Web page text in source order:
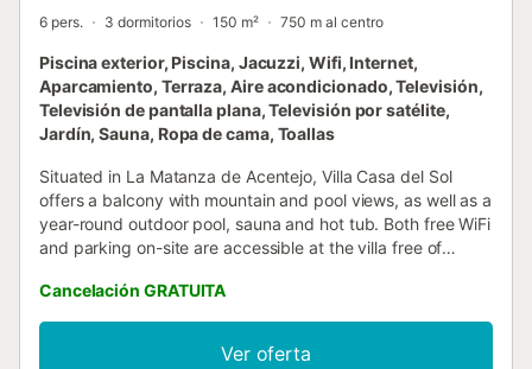
6 pers. 3 dormitorios 150 m² 750 m al centro
Piscina exterior, Piscina, Jacuzzi, Wifi, Internet,
Aparcamiento, Terraza, Aire acondicionado, Televisión,
Televisión de pantalla plana, Televisión por satélite,
Jardín, Sauna, Ropa de cama, Toallas
Situated in La Matanza de Acentejo, Villa Casa del Sol
offers a balcony with mountain and pool views, as well as a
year-round outdoor pool, sauna and hot tub. Both free WiFi
and parking on-site are accessible at the villa free of
Cancelación GRATUITA
Ver oferta